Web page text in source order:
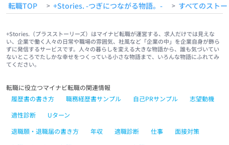
転職TOP > +Stories. -つぎにつながる物語。- > すべてのスト
+Stories.（プラスストーリーズ）はマイナビ転職が運営する、求人だけでは見えな
い、企業で働く人々の日常や職場の雰囲気、社風など「企業の中」を企業自身が飾ら
ずに発信するサービスです。人々の暮らしを変える大きな物語から、誰も気づいてい
ないところでたしかな幸せをつくっている小さな物語まで、いろんな物語にふれてみ
てください。
転職に役立つマイナビ転職の関連情報
履歴書の書き方
職務経歴書サンプル 自己PRサンプル
志望動機
適性診断
Uターン
退職願・退職届の書き方
年収 適職診断 仕事
面接対策